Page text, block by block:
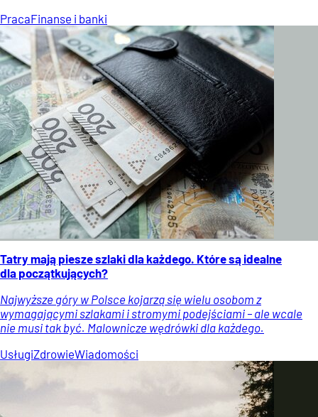
PracaFinanse i banki
Tatry mają piesze szlaki dla każdego. Które są idealne
dla początkujących?
Najwyższe góry w Polsce kojarzą się wielu osobom z
wymagającymi szlakami i stromymi podejściami – ale wcale
nie musi tak być. Malownicze wędrówki dla każdego.
UsługiZdrowieWiadomości